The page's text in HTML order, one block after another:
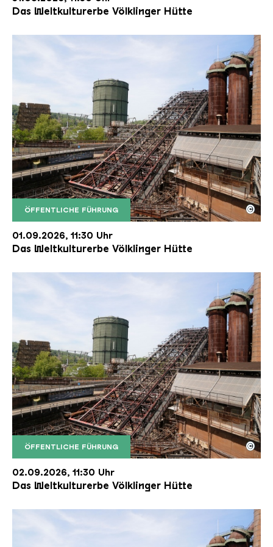
Das Weltkulturerbe Völklinger Hütte
ÖFFENTLICHE FÜHRUNG
Der Erzschrägaufzug der Völklinger Hütte mit
Copyright: Weltkulturerbe Völklinger Hütte | Karl
©
01.09.2026, 11:30 Uhr
Das Weltkulturerbe Völklinger Hütte
ÖFFENTLICHE FÜHRUNG
Der Erzschrägaufzug der Völklinger Hütte mit
Copyright: Weltkulturerbe Völklinger Hütte | Karl
©
02.09.2026, 11:30 Uhr
Das Weltkulturerbe Völklinger Hütte